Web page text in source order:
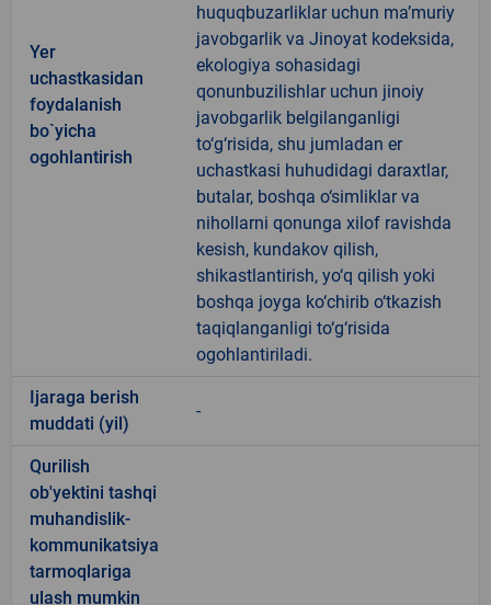
Yer
uchastkasidan
foydalanish
bo`yicha
ogohlantirish
huquqbuzarliklar uchun ma’muriy
javobgarlik va Jinoyat kodeksida,
ekologiya sohasidagi
qonunbuzilishlar uchun jinoiy
javobgarlik belgilanganligi
to‘g‘risida, shu jumladan er
uchastkasi huhudidagi daraxtlar,
butalar, boshqa o‘simliklar va
nihollarni qonunga xilof ravishda
kesish, kundakov qilish,
shikastlantirish, yo‘q qilish yoki
boshqa joyga ko‘chirib o‘tkazish
taqiqlanganligi to‘g‘risida
ogohlantiriladi.
Ijaraga berish
muddati (yil)
-
Qurilish
ob'yektini tashqi
muhandislik-
kommunikatsiya
tarmoqlariga
ulash mumkin